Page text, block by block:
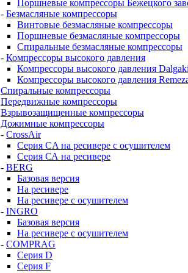
Поршневые компрессоры Бежецкого
- Безмасляные компрессоры
Винтовые безмасляные компрессоры
Поршневые безмасляные компрессоры
Спиральные безмасляные компрессоры
- Компрессоры высокого давления
Компрессоры высокого давления
Компрессоры высокого давления
Спиральные компрессоры
Передвижные компрессоры
Взрывозащищенные компрессоры
Дожимные компрессоры
- CrossAir
Серия CA на ресивере с осушителем
Серия СА на ресивере
- BERG
Базовая версия
На ресивере
На ресивере с осушителем
- INGRO
Базовая версия
На ресивере с осушителем
- COMPRAG
Серия D
Серия F